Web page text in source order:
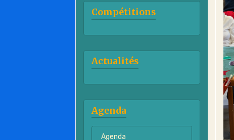
Compétitions
Actualités
Agenda
Agenda